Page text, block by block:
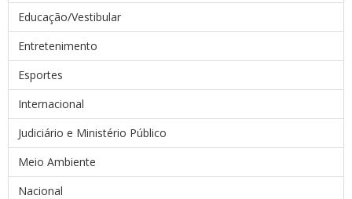
Educação/Vestibular
Entretenimento
Esportes
Internacional
Judiciário e Ministério Público
Meio Ambiente
Nacional